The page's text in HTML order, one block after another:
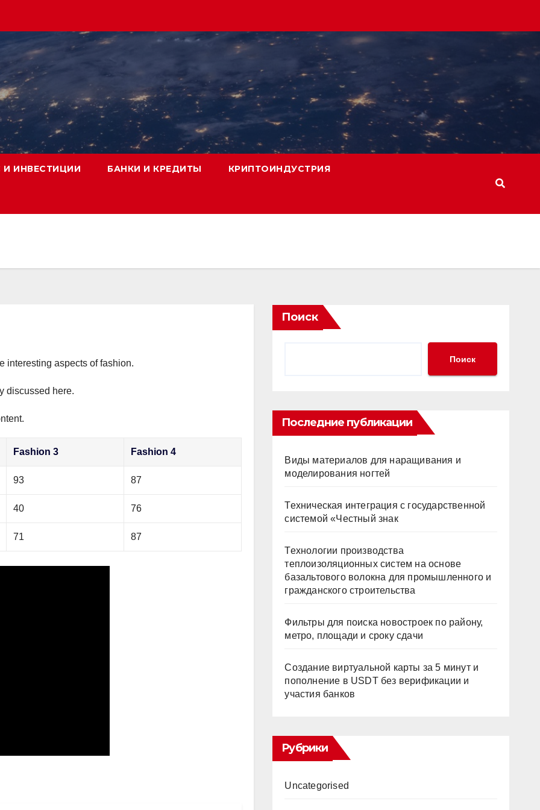
И ИНВЕСТИЦИИ БАНКИ И КРЕДИТЫ КРИПТОИНДУСТРИЯ
interesting aspects of fashion.
discussed here.
Fashion 3 Fashion 4
93 87
40 76
71 87
Поиск
Поиск
Последние публикации
Виды материалов для наращивания и
моделирования ногтей
Техническая интеграция с государственной
системой «Честный знак
Технологии производства
теплоизоляционных систем на основе
базальтового волокна для промышленного и
гражданского строительства
Фильтры для поиска новостроек по району,
метро, площади и сроку сдачи
Создание виртуальной карты за 5 минут и
пополнение в USDT без верификации и
участия банков
Рубрики
Uncategorised